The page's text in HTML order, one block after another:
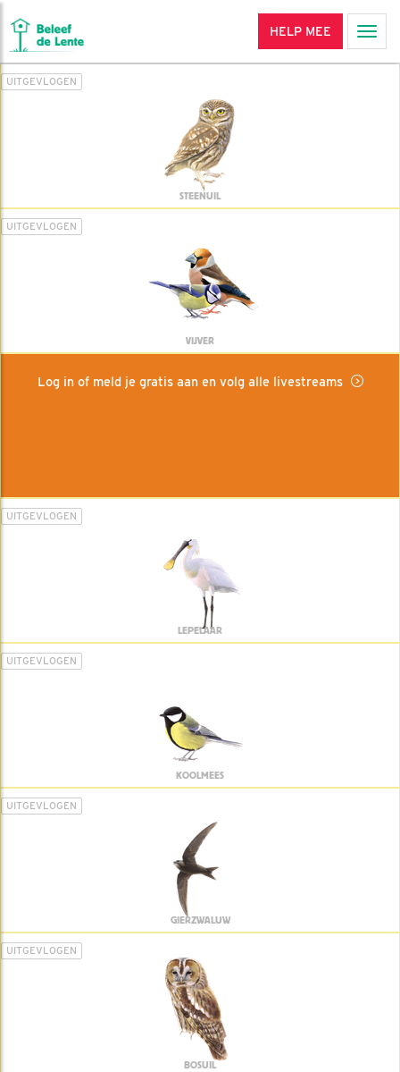
HELP MEE
UITGEVLOGEN
STEENUIL
UITGEVLOGEN
VIJVER
Log in of meld je gratis aan en volg alle livestreams
UITGEVLOGEN
LEPELAAR
UITGEVLOGEN
KOOLMEES
UITGEVLOGEN
GIERZWALUW
UITGEVLOGEN
BOSUIL